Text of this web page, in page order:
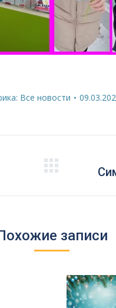
Все новости
записи